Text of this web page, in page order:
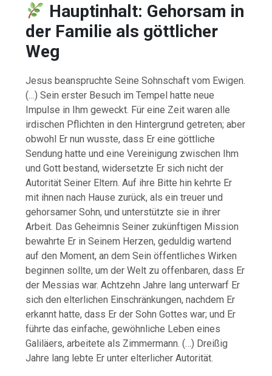
Hauptinhalt: Gehorsam in
der Familie als göttlicher
Weg
Jesus beanspruchte Seine Sohnschaft vom Ewigen.
(…) Sein erster Besuch im Tempel hatte neue
Impulse in Ihm geweckt. Für eine Zeit waren alle
irdischen Pflichten in den Hintergrund getreten; aber
obwohl Er nun wusste, dass Er eine göttliche
Sendung hatte und eine Vereinigung zwischen Ihm
und Gott bestand, widersetzte Er sich nicht der
Autorität Seiner Eltern. Auf ihre Bitte hin kehrte Er
mit ihnen nach Hause zurück, als ein treuer und
gehorsamer Sohn, und unterstützte sie in ihrer
Arbeit. Das Geheimnis Seiner zukünftigen Mission
bewahrte Er in Seinem Herzen, geduldig wartend
auf den Moment, an dem Sein öffentliches Wirken
beginnen sollte, um der Welt zu offenbaren, dass Er
der Messias war. Achtzehn Jahre lang unterwarf Er
sich den elterlichen Einschränkungen, nachdem Er
erkannt hatte, dass Er der Sohn Gottes war; und Er
führte das einfache, gewöhnliche Leben eines
Galiläers, arbeitete als Zimmermann. (…) Dreißig
Jahre lang lebte Er unter elterlicher Autorität.